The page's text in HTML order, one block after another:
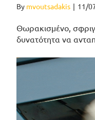
By mvoutsadakis | 11/
Θωρακισμένο,
δυνατότητα να